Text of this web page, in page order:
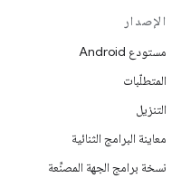
الإصدار
مستودع Android
المتطلّبات
التنزيل
معاينة البرامج الثنائية
نسخة برامج الجهة المصنِّعة